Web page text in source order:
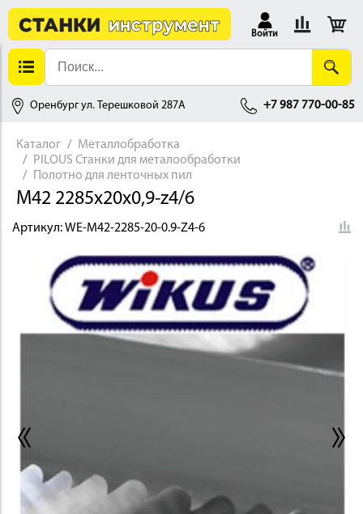
Войти
Оренбург ул. Терешковой 287А +7 987 770-00-85
ДЕРЕВООБРАБОТКА
ИНСТРУМЕНТ
Каталог
Металлобработка
PILOUS Станки для металообработки
Полотно для ленточных пил
M42 2285x20x0,9-z4/6
Артикул:WE-M42-2285-20-0.9-Z4-6